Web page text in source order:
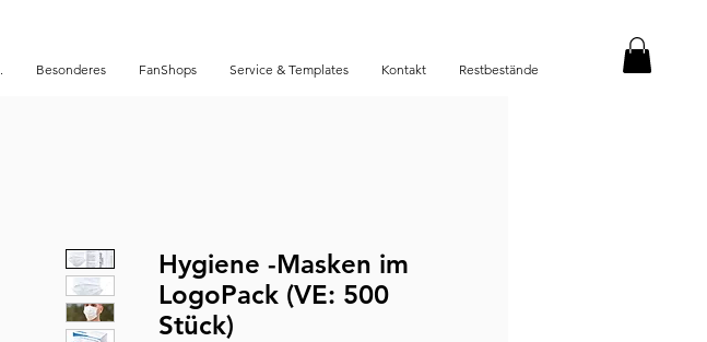
Besonderes FanShops Service & Templates Kontakt Restbestände
Hygiene -Masken im
LogoPack (VE: 500
Stück)